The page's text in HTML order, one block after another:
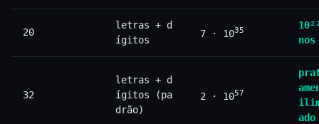
20
letras + d
ígitos
7 · 1035
nos
32
letras + d
ígitos (pa
drão)
2 · 1057
ado